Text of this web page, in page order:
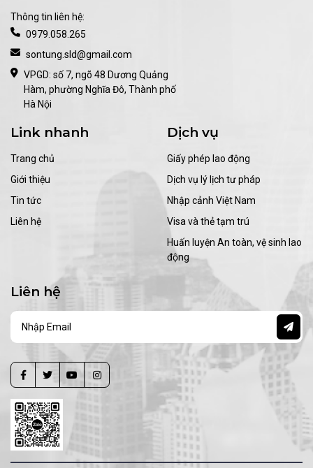
Thông tin liên hệ:
0979.058.265
sontung.sld@gmail.com
VPGD: số 7, ngõ 48 Dương Quảng
Hàm, phường Nghĩa Đô, Thành phố
Hà Nội
Link nhanh
Trang chủ
Giới thiệu
Tin tức
Liên hệ
Dịch vụ
Giấy phép lao động
Dịch vụ lý lịch tư pháp
Nhập cảnh Việt Nam
Visa và thẻ tạm trú
Huấn luyện An toàn, vệ sinh lao
động
Liên hệ